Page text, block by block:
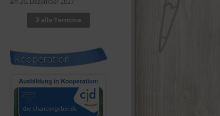
alle Termine
Kooperation